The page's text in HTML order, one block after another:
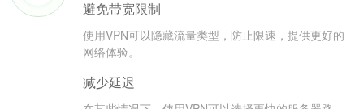
避免带宽限制
使用VPN可以隐藏流量类型，防止限速，提供更好的
网络体验。
减少延迟